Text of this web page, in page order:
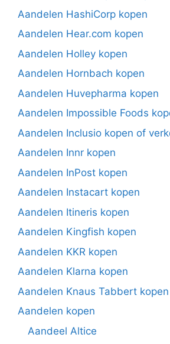
Aandelen HashiCorp kopen
Aandelen Hear.com kopen
Aandelen Holley kopen
Aandelen Hornbach kopen
Aandelen Huvepharma kopen
Aandelen Impossible Foods
Aandelen Inclusio kopen of
Aandelen Innr kopen
Aandelen InPost kopen
Aandelen Instacart kopen
Aandelen Itineris kopen
Aandelen Kingfish kopen
Aandelen KKR kopen
Aandelen Klarna kopen
Aandelen Knaus Tabbert kopen
Aandelen kopen
Aandeel Altice